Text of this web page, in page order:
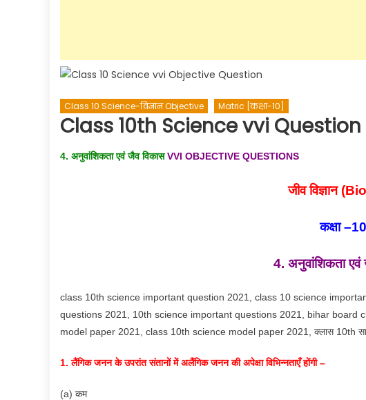
Class 10 Science-विज्ञान Objective Matric [कक्षा-10]
Class 10th Science vvi Question
4. अनुवांशिकता एवं जैव विकासVVI OBJECTIVE QUESTIONS
जीव विज्ञान (
कक्षा –10
4. अनुवांशिकता एवं
class 10th science important question 2021, class 10 science
questions 2021, 10th science important questions 2021, bihar board
model paper 2021, class 10th science model paper 2021, क्लास 10th
1. लैंगिक जनन के उपरांत संतानों में अलैंगिक जनन की अपेक्षा विभिन्नताएँ होंगी –
(a) कम